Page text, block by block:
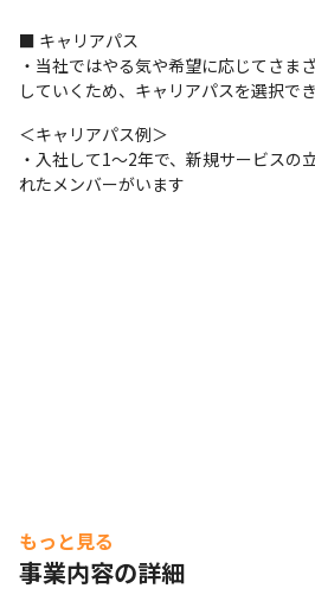
■ キャリアパス
・当社ではやる気や希望に応じてさま
していくため、キャリアパスを選択で
＜キャリアパス例＞
・入社して1～2年で、新規サービスの
れたメンバーがいます
もっと見る
事業内容の詳細